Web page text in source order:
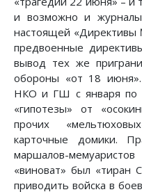
и возможно и журналы
настоящей
предвоенные
вывод тех же
обороны «от 18
НКО и ГШ с января по
«гипотезы» от
прочих
карточные домики.
маршалов-
«виноват» был «тиран
приводить войска в